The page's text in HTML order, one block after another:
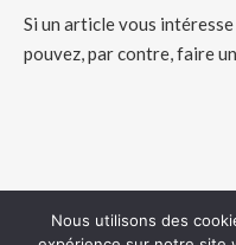
Si un article vous
pouvez, par contre, faire
Nous utilisons des